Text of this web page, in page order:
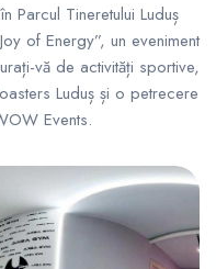
Parcul Tineretului Luduș
of Energy”, un eveniment
vă de activități sportive,
Luduș și o petrecere
Events.